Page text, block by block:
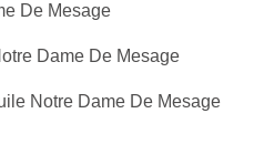
De Mesage
Dame De Mesage
Notre Dame De Mesage